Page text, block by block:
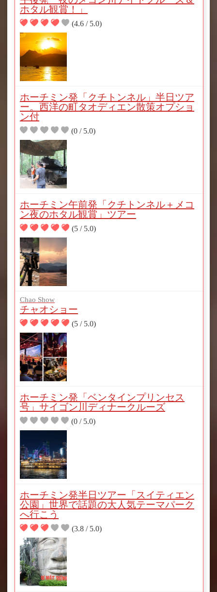
ホタル観賞！」
(4.6 / 5.0)
ホーチミン発「クチトンネル」半日ツア
ー。西洋の町タオディエン散策オプショ
ン付
(0 / 5.0)
ホーチミン午前発「クチトンネル＋メコ
ン夜のホタル観賞」ツアー
(5 / 5.0)
Chao Show
チャオショー
(5 / 5.0)
ホーチミン発「ベンタインプリンセス
号」サイゴン川ディナークルーズ
(0 / 5.0)
ホーチミン発半日ツアー「スイティエン
公園」世界で話題の大人気テーマパーク
へ行こう
(3.8 / 5.0)